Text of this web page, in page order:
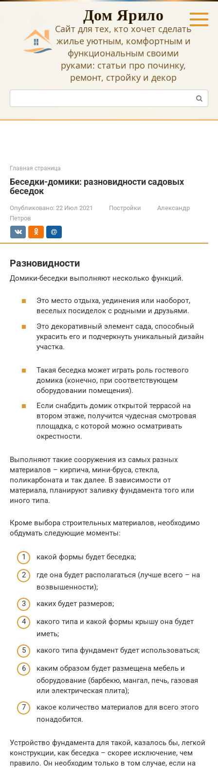
Перейти
Дом Ярило
Сайт для тех, кто хочет сделать
жилье уютным, комфортным и
функциональным своими
руками: статьи про починку,
ремонт, стройку и декор
Поиск:
Главная страница
Беседки-домики: разновидности садовых
беседок
Опубликовано: 22 Июл 2021 Постройки
Александр
Петров
Разновидности
Домики-беседки выполняют несколько функций.
Это место отдыха, уединения или наоборот,
веселых посиделок с родными и друзьями.
Это декоративный элемент сада, способный
украсить его и подчеркнуть уникальный дизайн
участка.
Такая беседка может играть роль гостевого
домика (конечно, при соответствующем
оборудовании помещения).
Если снабдить домик открытой террасой на
втором этаже, получится чудесная смотровая
площадка, с которой можно осматривать
окрестности.
Выполняют такие сооружения из самых разных
материалов – кирпича, мини-бруса, стекла,
поликарбоната и так далее. В зависимости от
материала, планируют заливку фундамента того или
иного типа.
Кроме выбора строительных материалов, необходимо
обдумать следующие моменты:
какой формы будет беседка;
где она будет располагаться (лучше всего – на
возвышенности);
каких будет размеров;
какого типа и какой формы крышу она будет
иметь;
какого типа фундамент будет использоваться;
каким образом будет размещена мебель и
оборудование (барбекю, мангал, печь, газовая
или электрическая плита);
какое количество материалов для всего этого
понадобится.
Устройство фундамента для такой, казалось бы, легкой
конструкции, как беседка – скорее исключение, чем
правило. Он необходим только в том случае, если на